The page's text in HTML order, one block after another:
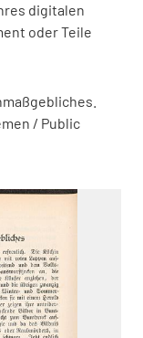
digitalen
oder Teile
/ Public